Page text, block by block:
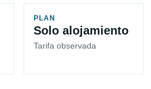
PLAN
Solo alojamiento
Tarifa observada